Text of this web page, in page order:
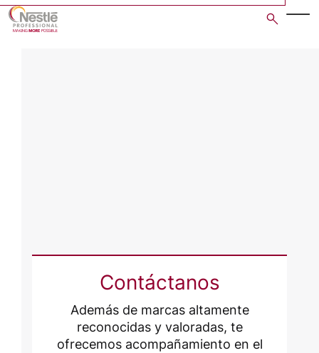
Skip
Contáctanos
Además de marcas altamente
reconocidas y valoradas, te
ofrecemos acompañamiento en el